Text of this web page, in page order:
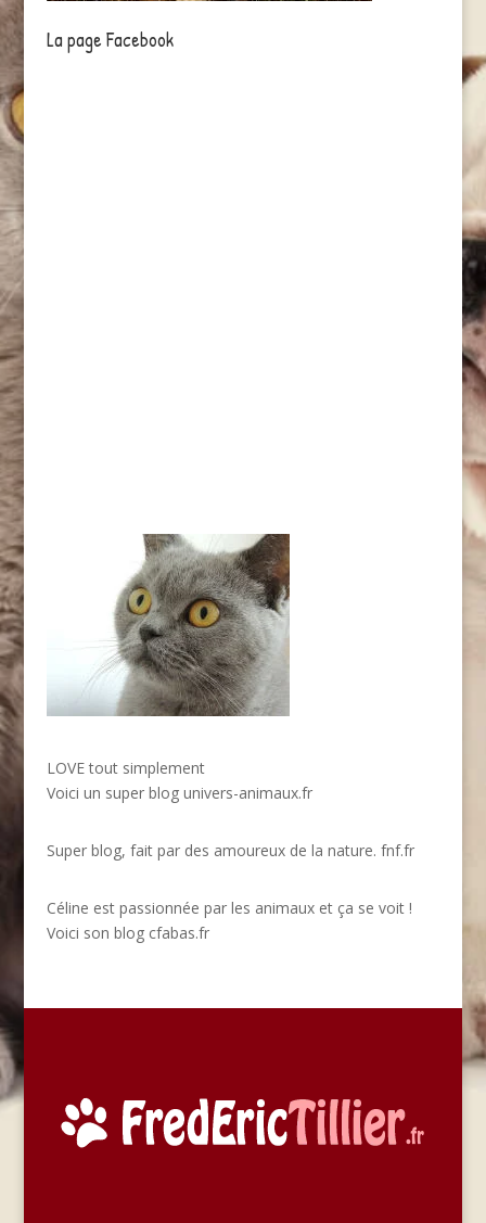
La page Facebook
LOVE tout simplement
Voici un super blog univers-animaux.fr
Super blog, fait par des amoureux de la nature. fnf.fr
Céline est passionnée par les animaux et ça se voit !
Voici son blog cfabas.fr